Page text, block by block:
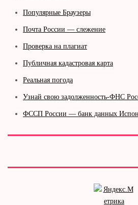
Популярные Браузеры
Почта России — слежение
Проверка на плагиат
Публичная кадастровая карта
Реальная погода
Узнай свою задолженность-ФНС
ФССП России — банк данных